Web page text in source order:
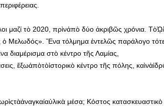
μαζί τὸ 2020, πρὶνἀπὸ δύο ἀκριβῶς χρόνια.
Μελωδός». Ἕνα τόλμημα ἐντελῶς παράλογο
διαμέρισμα στὸ κέντρο τῆς Λαμίας,
ἔξωἀπὸτὸἱστορικὸ κέντρο τῆς πόλης,
μέσα; Κόστος κατασκευαστικὸ